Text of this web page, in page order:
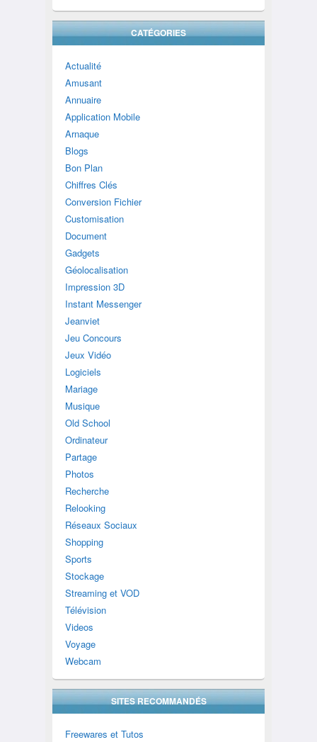
CATÉGORIES
Actualité
Amusant
Annuaire
Application Mobile
Arnaque
Blogs
Bon Plan
Chiffres Clés
Conversion Fichier
Customisation
Document
Gadgets
Géolocalisation
Impression 3D
Instant Messenger
Jeanviet
Jeu Concours
Jeux Vidéo
Logiciels
Mariage
Musique
Old School
Ordinateur
Partage
Photos
Recherche
Relooking
Réseaux Sociaux
Shopping
Sports
Stockage
Streaming et VOD
Télévision
Videos
Voyage
Webcam
SITES RECOMMANDÉS
Freewares et Tutos